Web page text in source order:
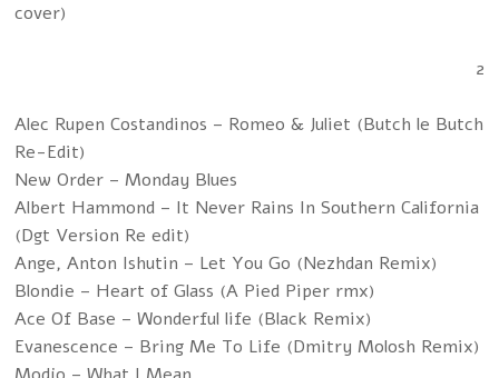
cover)
2
Alec Rupen Costandinos – Romeo & Juliet (Butch le Butch
Re-Edit)
New Order – Monday Blues
Albert Hammond – It Never Rains In Southern California
(Dgt Version Re edit)
Ange, Anton Ishutin – Let You Go (Nezhdan Remix)
Blondie – Heart of Glass (A Pied Piper rmx)
Ace Of Base – Wonderful life (Black Remix)
Evanescence – Bring Me To Life (Dmitry Molosh Remix)